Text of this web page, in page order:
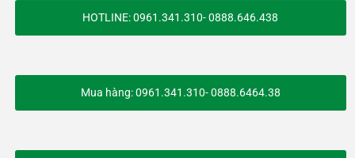
HOTLINE: 0961.341.310- 0888.646.438
Mua hàng: 0961.341.310- 0888.6464.38